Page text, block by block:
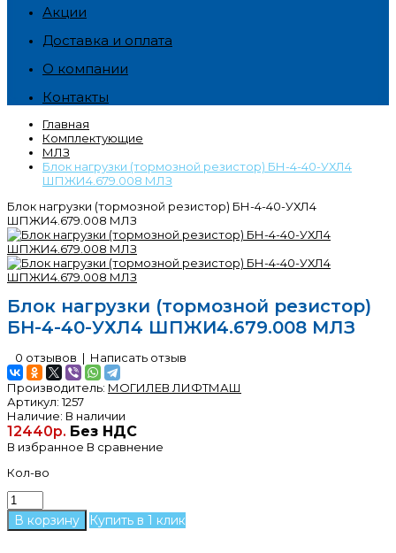
Акции
Доставка и оплата
О компании
Контакты
Главная
Комплектующие
МЛЗ
Блок нагрузки (тормозной резистор) БН-4-40-УХЛ4
ШПЖИ4.679.008 МЛЗ
Блок нагрузки (тормозной резистор) БН-4-40-УХЛ4
ШПЖИ4.679.008 МЛЗ
Блок нагрузки (тормозной резистор)
БН-4-40-УХЛ4 ШПЖИ4.679.008 МЛЗ
0 отзывов | Написать отзыв
Производитель: МОГИЛЕВ ЛИФТМАШ
Артикул:1257
Наличие: В наличии
12440р. Без НДС
В избранное В сравнение
Кол-во
Купить в 1 клик